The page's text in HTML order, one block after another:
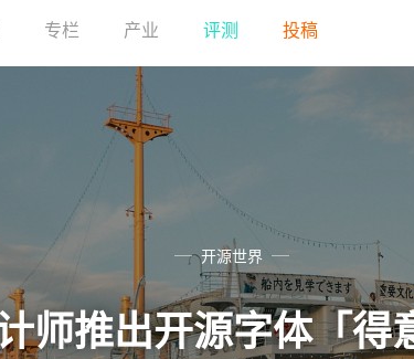
专栏 产业 评测 投稿
开源世界
师推出开源字体「得